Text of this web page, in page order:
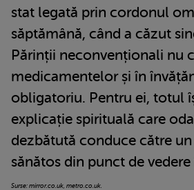
stat legată prin cordonul
săptămână, când a căzut
Părinții neconvenționali nu
medicamentelor și în
obligatoriu. Pentru ei, totul
explicație spirituală care
dezbătută conduce către
sănătos din punct de
Surse: mirror.co.uk, metro.co.uk.